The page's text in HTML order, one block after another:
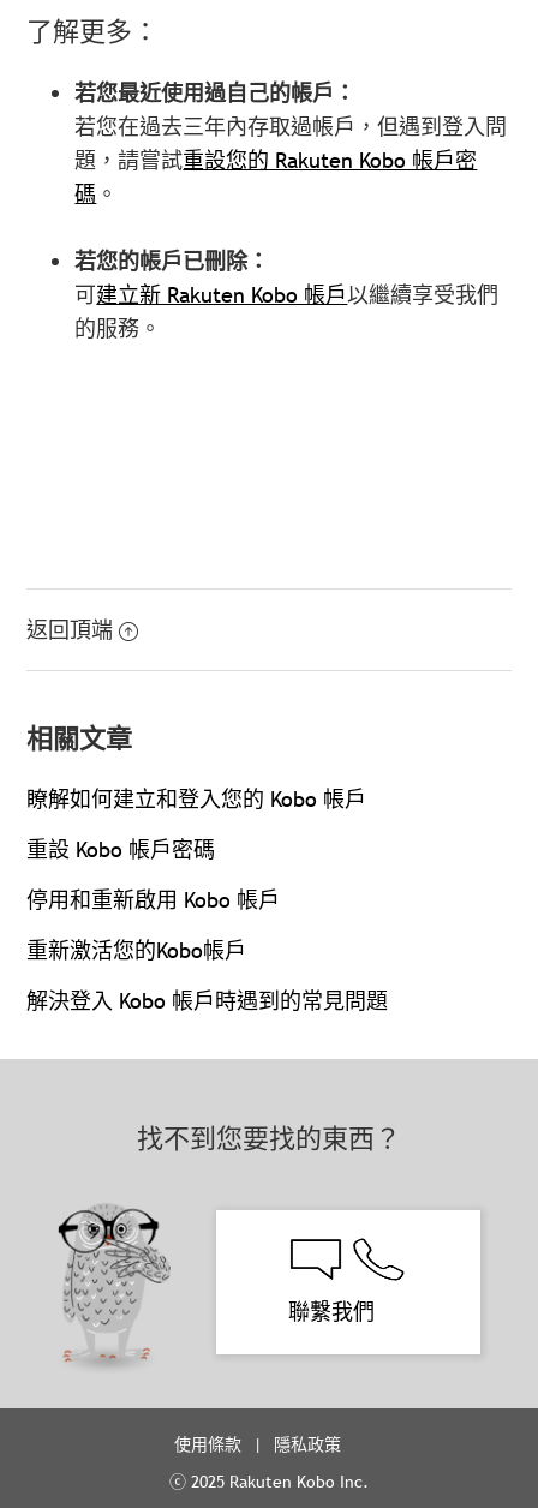
了解更多：
若您最近使用過自己的帳戶：
若您在過去三年內存取過帳戶，但遇到登入問
題，請嘗試重設您的 Rakuten Kobo 帳戶密
碼 。
若您的帳戶已刪除：
可建立新 Rakuten Kobo 帳戶以繼續享受我們
的服務。
返回頂端
相關文章
瞭解如何建立和登入您的 Kobo 帳戶
重設 Kobo 帳戶密碼
停用和重新啟用 Kobo 帳戶
重新激活您的Kobo帳戶
解決登入 Kobo 帳戶時遇到的常見問題
找不到您要找的東西？
聯繫我們
使用條款
隱私政策
ⓒ 2025 Rakuten Kobo Inc.